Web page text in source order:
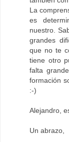
La
es
nuestro.
grandes
que no te
tiene otro
falta
formación
:-)
Alejandro,
Un abrazo,